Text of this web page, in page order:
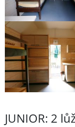
JUNIOR: 2